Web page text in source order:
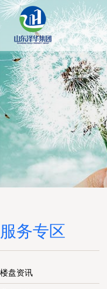
服务专区
楼盘资讯